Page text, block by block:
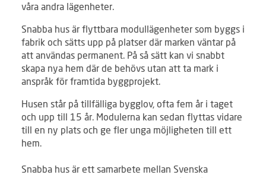
våra andra lägenheter.
Snabba hus är flyttbara modullägenheter som byggs i
fabrik och sätts upp på platser där marken väntar på
att användas permanent. På så sätt kan vi snabbt
skapa nya hem där de behövs utan att ta mark i
anspråk för framtida byggprojekt.
Husen står på tillfälliga bygglov, ofta fem år i taget
och upp till 15 år. Modulerna kan sedan flyttas vidare
till en ny plats och ge fler unga möjligheten till ett
hem.
Snabba hus är ett samarbete mellan Svenska